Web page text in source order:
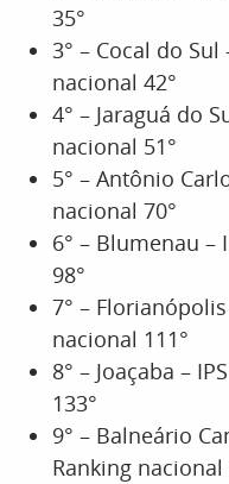
35°
3° – Cocal do Sul
nacional 42°
4° – Jaraguá do
nacional 51°
5° – Antônio
nacional 70°
6° – Blumenau –
98°
7° –
nacional 111°
8° – Joaçaba –
133°
9° – Balneário
Ranking nacional